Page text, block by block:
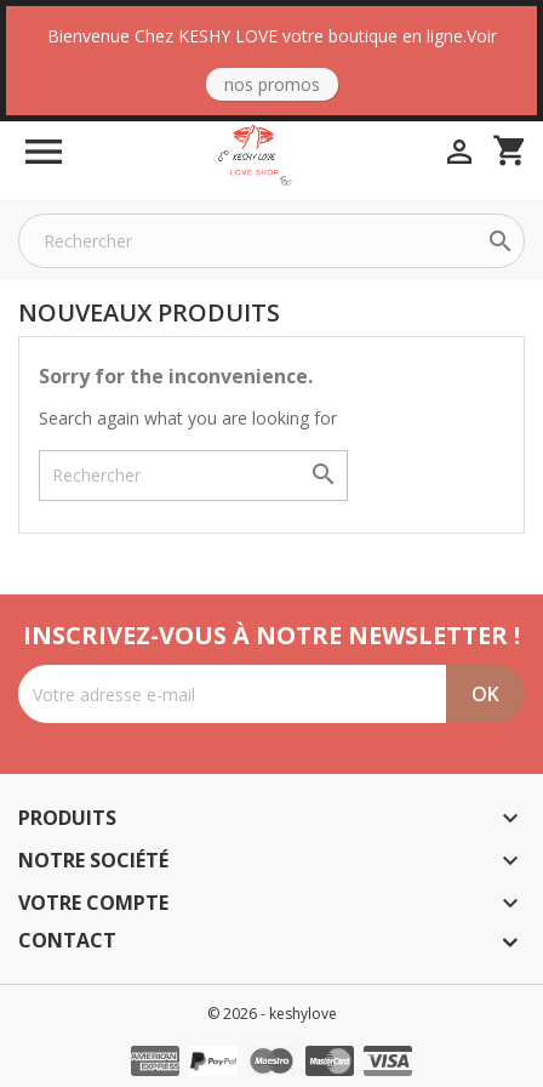
Bienvenue Chez KESHY LOVE votre boutique en ligne.Voir
nos promos
 shopping_cart


NOUVEAUX PRODUITS
Sorry for the inconvenience.
Search again what you are looking for

INSCRIVEZ-VOUS À NOTRE NEWSLETTER !
PRODUITS 
NOTRE SOCIÉTÉ 
VOTRE COMPTE 
CONTACT
© 2026 - keshylove